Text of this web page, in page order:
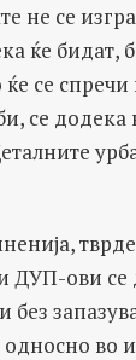
не се
ќе бидат,
се спречи
сe додека
ДУП-ови се
без
во